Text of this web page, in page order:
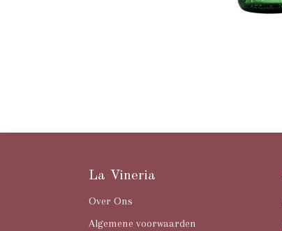
La Vineria
Over Ons
Algemene voorwaarden